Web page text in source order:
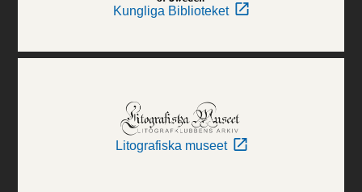
Kungliga Biblioteket
Litografiska museet